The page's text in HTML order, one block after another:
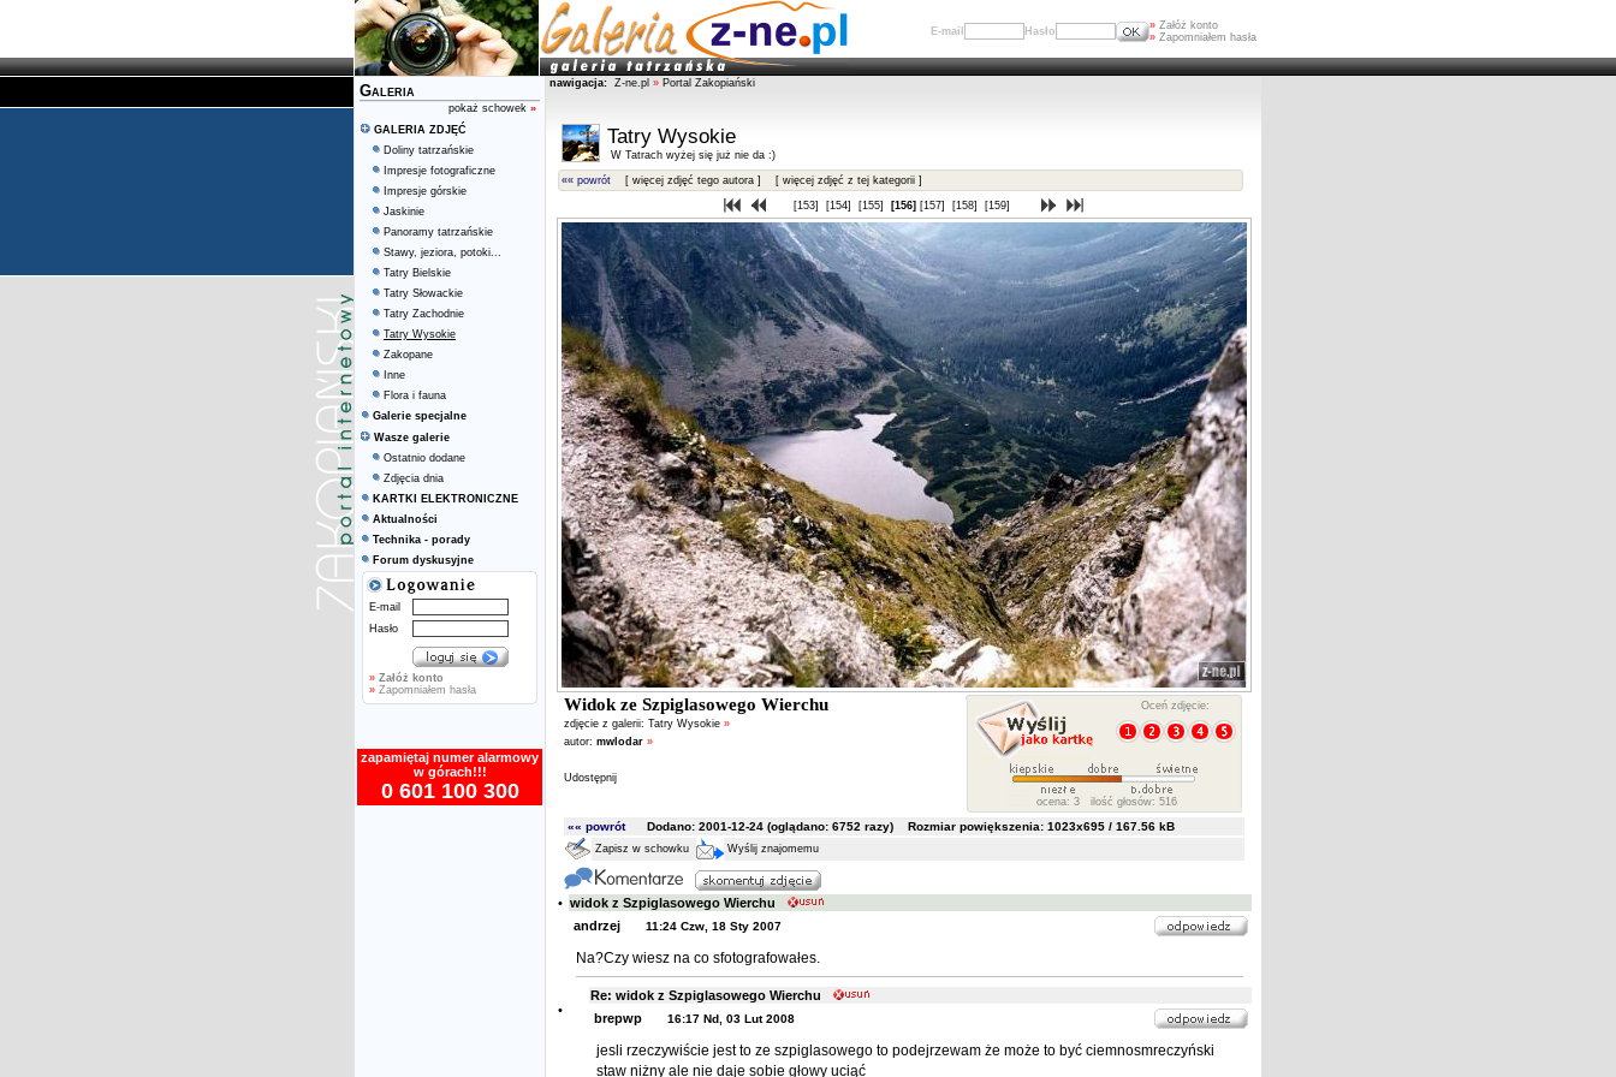
E-mail Hasło » Załóż konto
» Zapomniałem hasła
Galeria
pokaż schowek »
GALERIA ZDJĘĆ
Doliny tatrzańskie
Impresje fotograficzne
Impresje górskie
Jaskinie
Panoramy tatrzańskie
Stawy, jeziora, potoki...
Tatry Bielskie
Tatry Słowackie
Tatry Zachodnie
Tatry Wysokie
Zakopane
Inne
Flora i fauna
Galerie specjalne
Wasze galerie
Ostatnio dodane
Zdjęcia dnia
KARTKI ELEKTRONICZNE
Aktualności
Technika - porady
Forum dyskusyjne
E-mail
Hasło
» Załóż konto
» Zapomniałem hasła
zapamiętaj numer alarmowy
w górach!!!
0 601 100 300
nawigacja: Z-ne.pl » Portal Zakopiański
Tatry Wysokie
W Tatrach wyżej się już nie da :)
«« powrót [ więcej zdjęć tego autora ] [ więcej zdjęć z tej kategorii ]
[153] [154] [155] [156] [157] [158] [159]
Widok ze Szpiglasowego Wierchu
zdjęcie z galerii: Tatry Wysokie »
autor: mwlodar »
Udostępnij
Oceń zdjęcie:
ocena: 3 ilość głosów: 516
«« powrótDodano: 2001-12-24 (oglądano: 6752 razy) Rozmiar powiększenia: 1023x695 / 167.56 kB
Zapisz w schowku Wyślij znajomemu
• widok z Szpiglasowego Wierchu
andrzej
11:24 Czw, 18 Sty 2007
Na?Czy wiesz na co sfotografowałes.
•
Re: widok z Szpiglasowego Wierchu
brepwp
16:17 Nd, 03 Lut 2008
jesli rzeczywiście jest to ze szpiglasowego to podejrzewam że może to być ciemnosmreczyński
staw niżny ale nie daje sobie głowy uciąć